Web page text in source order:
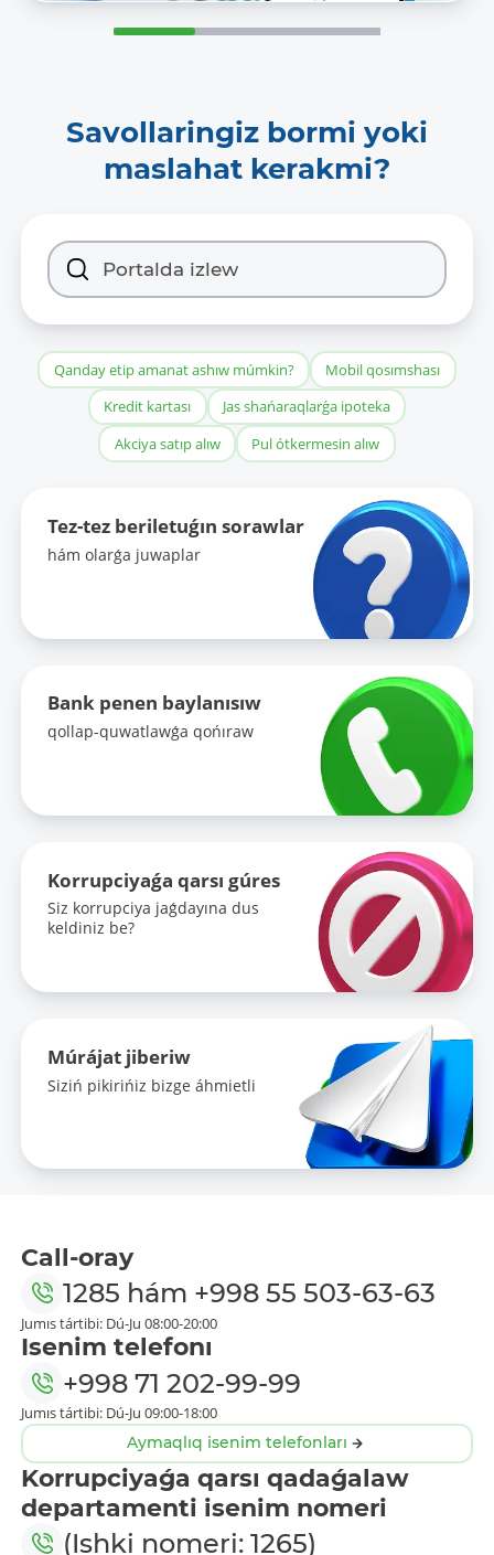
Savollaringiz bormi yoki
maslahat kerakmi?
Qanday etip amanat ashıw múmkin?
Mobil qosımshası
Kredit kartası
Jas shańaraqlarǵa ipoteka
Akciya satıp alıw
Pul ótkermesin alıw
Tez-tez beriletuǵın sorawlar
hám olarǵa juwaplar
Bank penen baylanısıw
qollap-quwatlawǵa qońıraw
Korrupciyaǵa qarsı gúres
Siz korrupciya jaǵdayına dus
keldiniz be?
Múrájat jiberiw
Siziń pikirińiz bizge áhmietli
Call-oray
1285 hám +998 55 503-63-63
Jumıs tártibi: Dú-Ju 08:00-20:00
Isenim telefonı
+998 71 202-99-99
Jumıs tártibi: Dú-Ju 09:00-18:00
Aymaqlıq isenim telefonları
Korrupciyaǵa qarsı qadaǵalaw
departamenti isenim nomeri
(Ishki nomeri: 1265)